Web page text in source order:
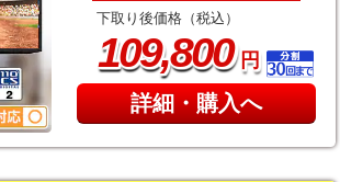
下取り後価格（税込）
109,800円
詳細・購入へ